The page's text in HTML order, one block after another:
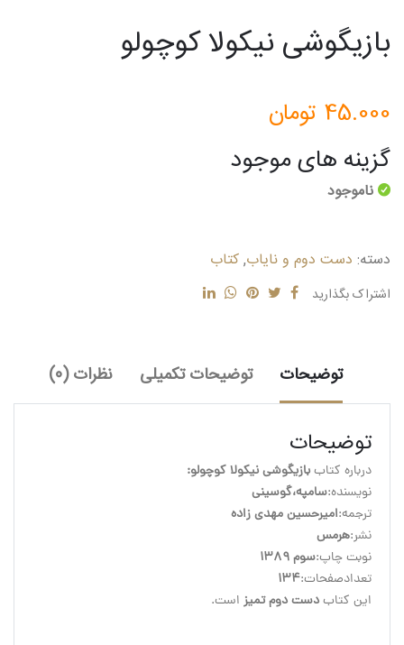
بازیگوشی نیکولا کوچولو
45.000 تومان
گزینه های موجود
ناموجود
دسته: دست دوم و نایاب,کتاب
اشتراک بگذارید
توضیحات توضیحات تکمیلی نظرات (0)
توضیحات
درباره کتاب بازیگوشی نیکولا کوچولو:
نویسنده:سامپه،گوسینی
ترجمه:امیرحسین مهدی زاده
نشر:هرمس
نوبت چاپ:سوم 1389
تعدادصفحات:134
این کتاب دست دوم تمیز است.